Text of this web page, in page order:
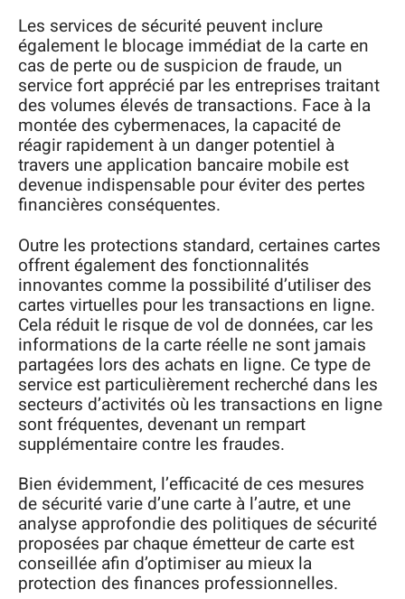
Les services de sécurité peuvent inclure
également le blocage immédiat de la carte en
cas de perte ou de suspicion de fraude, un
service fort apprécié par les entreprises traitant
des volumes élevés de transactions. Face à la
montée des cybermenaces, la capacité de
réagir rapidement à un danger potentiel à
travers une application bancaire mobile est
devenue indispensable pour éviter des pertes
financières conséquentes.
Outre les protections standard, certaines cartes
offrent également des fonctionnalités
innovantes comme la possibilité d’utiliser des
cartes virtuelles pour les transactions en ligne.
Cela réduit le risque de vol de données, car les
informations de la carte réelle ne sont jamais
partagées lors des achats en ligne. Ce type de
service est particulièrement recherché dans les
secteurs d’activités où les transactions en ligne
sont fréquentes, devenant un rempart
supplémentaire contre les fraudes.
Bien évidemment, l’efficacité de ces mesures
de sécurité varie d’une carte à l’autre, et une
analyse approfondie des politiques de sécurité
proposées par chaque émetteur de carte est
conseillée afin d’optimiser au mieux la
protection des finances professionnelles.